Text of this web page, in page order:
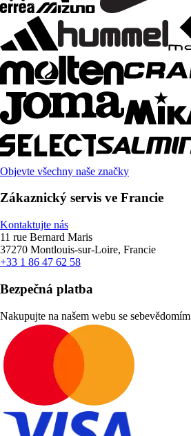
Objevte všechny naše značky
Zákaznický servis ve Francie
Kontaktujte nás
11 rue Bernard Maris
37270 Montlouis-sur-Loire, Francie
+33 1 86 47 62 58
Bezpečná platba
Nakupujte na našem webu se sebevědomím